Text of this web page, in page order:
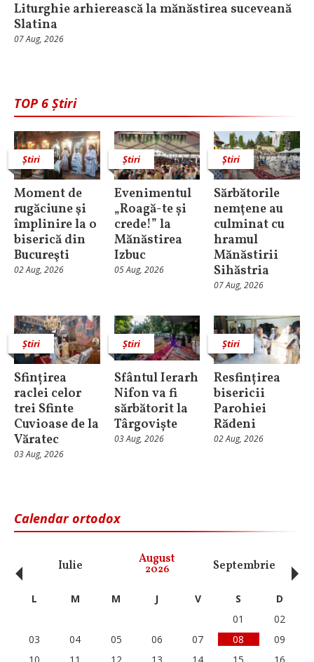
Liturghie arhierească la mănăstirea suceveană
Slatina
07 Aug, 2026
TOP 6 Știri
Știri
Moment de
rugăciune şi
împlinire la o
biserică din
Bucureşti
02 Aug, 2026
Știri
Evenimentul
„Roagă-te și
crede!” la
Mănăstirea
Izbuc
05 Aug, 2026
Știri
Sărbătorile
nemţene au
culminat cu
hramul
Mănăstirii
Sihăstria
07 Aug, 2026
Știri
Sfințirea
raclei celor
trei Sfinte
Cuvioase de la
Văratec
03 Aug, 2026
Știri
Sfântul Ierarh
Nifon va fi
sărbătorit la
Târgoviște
03 Aug, 2026
Știri
Resfințirea
bisericii
Parohiei
Rădeni
02 Aug, 2026
Calendar ortodox
Iulie August
2026 Septembrie
‹ L M M J V S
D
01
02
03
04 05 06 07 08
09